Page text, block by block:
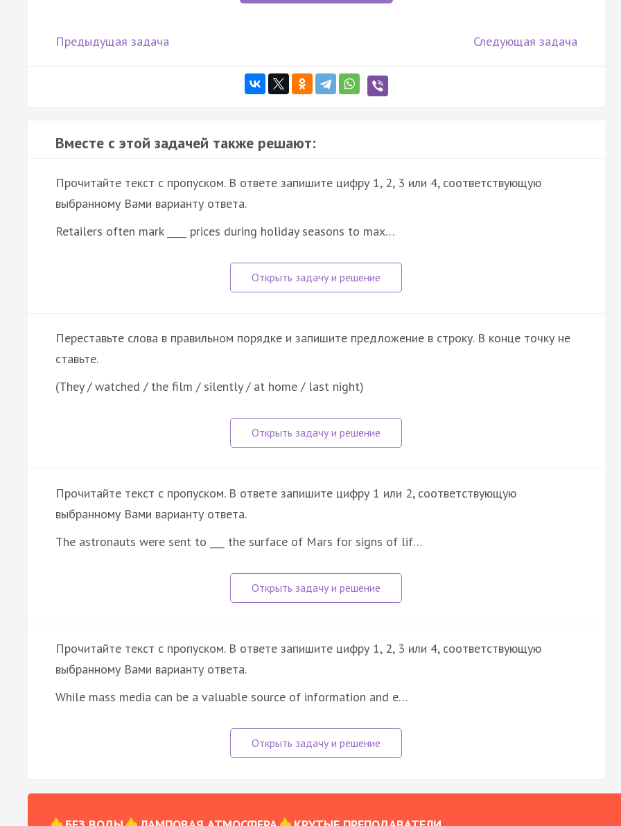
Предыдущая задача Следующая задача
Вместе с этой задачей также решают:
Прочитайте текст с пропуском. В ответе запишите цифру 1, 2, 3 или 4, соответствующую
выбранному Вами варианту ответа.
Retailers often mark ____ prices during holiday seasons to max…
Переставьте слова в правильном порядке и запишите предложение в строку. В конце точку не
ставьте.
(They / watched / the film / silently / at home / last night)
Прочитайте текст с пропуском. В ответе запишите цифру 1 или 2, соответствующую
выбранному Вами варианту ответа.
The astronauts were sent to ___ the surface of Mars for signs of lif…
Прочитайте текст с пропуском. В ответе запишите цифру 1, 2, 3 или 4, соответствующую
выбранному Вами варианту ответа.
While mass media can be a valuable source of information and e…